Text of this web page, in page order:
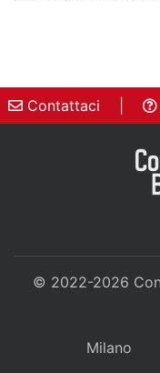
Contattaci
© 2022-2026
Milano